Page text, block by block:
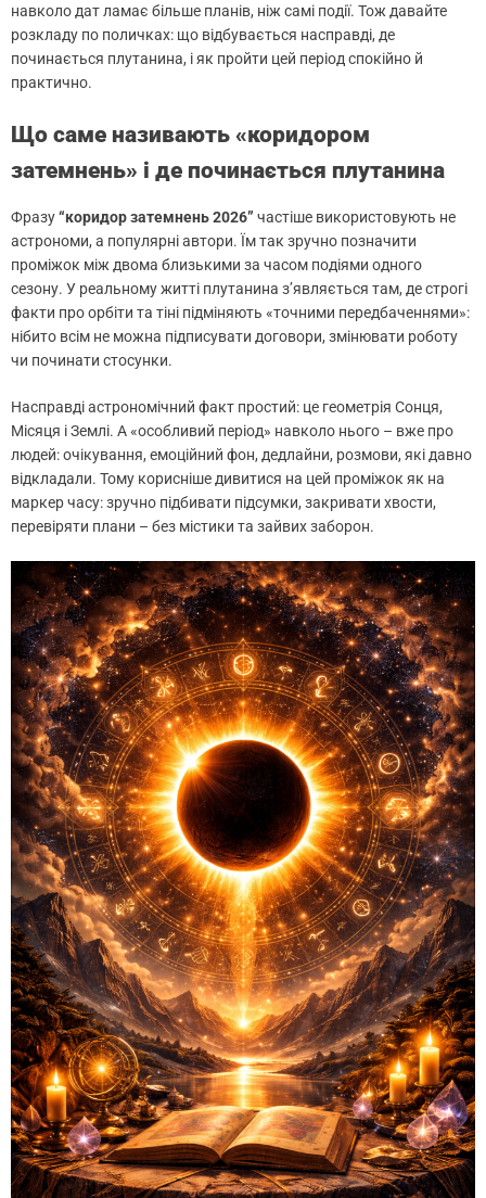
навколо дат ламає більше планів, ніж самі події. Тож давайте
розкладу по поличках: що відбувається насправді, де
починається плутанина, і як пройти цей період спокійно й
практично.
Що саме називають «коридором
затемнень» і де починається плутанина
Фразу“коридор затемнень 2026” частіше використовують не
астрономи, а популярні автори. Їм так зручно позначити
проміжок між двома близькими за часом подіями одного
сезону. У реальному житті плутанина з’являється там, де строгі
факти про орбіти та тіні підміняють «точними передбаченнями»:
нібито всім не можна підписувати договори, змінювати роботу
чи починати стосунки.
Насправді астрономічний факт простий: це геометрія Сонця,
Місяця і Землі. А «особливий період» навколо нього – вже про
людей: очікування, емоційний фон, дедлайни, розмови, які давно
відкладали. Тому корисніше дивитися на цей проміжок як на
маркер часу: зручно підбивати підсумки, закривати хвости,
перевіряти плани – без містики та зайвих заборон.